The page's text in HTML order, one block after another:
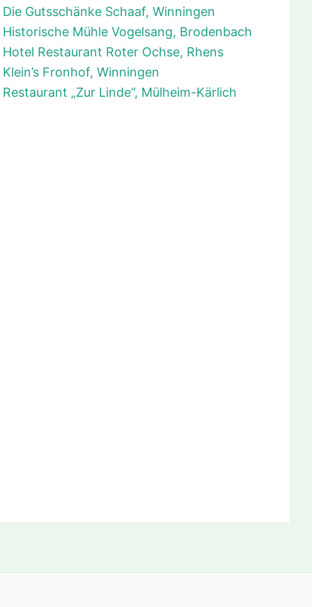
Die Gutsschänke Schaaf, Winningen
Historische Mühle Vogelsang, Brodenbach
Hotel Restaurant Roter Ochse, Rhens
Klein’s Fronhof, Winningen
Restaurant „Zur Linde“, Mülheim-Kärlich